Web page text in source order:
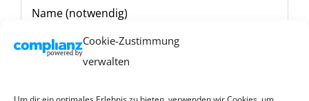
Cookie-Zustimmung
verwalten